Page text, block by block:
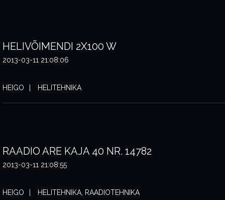
HELIVÕIMENDI 2X100 W
2013-03-11 21:08:06
HEIGO HELITEHNIKA
RAADIO ARE KAJA 40 NR. 14782
2013-03-11 21:08:55
HEIGO HELITEHNIKA, RAADIOTEHNIKA